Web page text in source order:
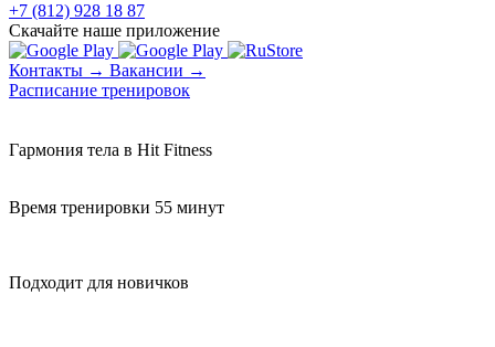
+7 (812) 928 18 87
Скачайте наше приложение
Контакты → Вакансии →
Расписание тренировок
Гармония тела в Hit Fitness
Время тренировки 55 минут
Подходит для новичков